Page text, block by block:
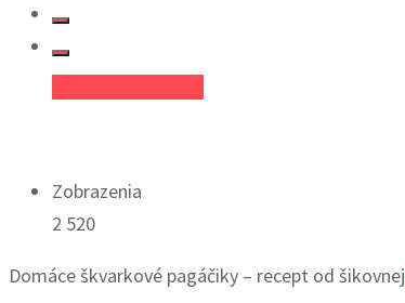
Zobrazenia
2 520
Domáce škvarkové pagáčiky – recept od šikovnej